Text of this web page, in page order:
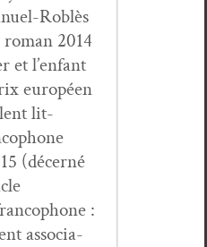
Rob­lès
2014
et l’enfant
européen
lit­
(décerné
:
asso­ci­a­